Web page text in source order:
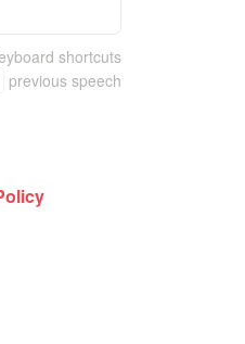
shortcuts
previous speech